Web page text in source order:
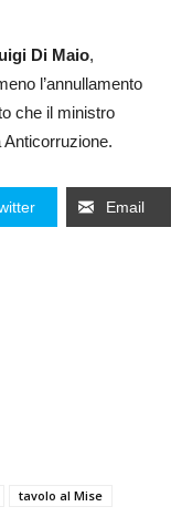
Di Maio,
l’annullamento
che il ministro
Anticorruzione.
Email
tavolo al Mise